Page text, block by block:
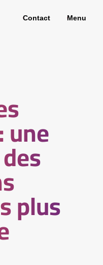
Contact Menu
une
plus